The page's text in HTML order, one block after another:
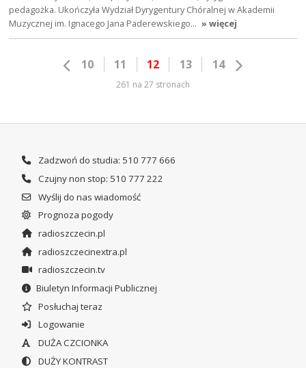
pedagożka. Ukończyła Wydział Dyrygentury Chóralnej w Akademii
Muzycznej im. Ignacego Jana Paderewskiego… » więcej
10 11 12 13 14
261 na 27 stronach
Zadzwoń do studia: 510 777 666
Czujny non stop: 510 777 222
Wyślij do nas wiadomość
Prognoza pogody
radioszczecin.pl
radioszczecinextra.pl
radioszczecin.tv
Biuletyn Informacji Publicznej
Posłuchaj teraz
Logowanie
DUŻA CZCIONKA
DUŻY KONTRAST